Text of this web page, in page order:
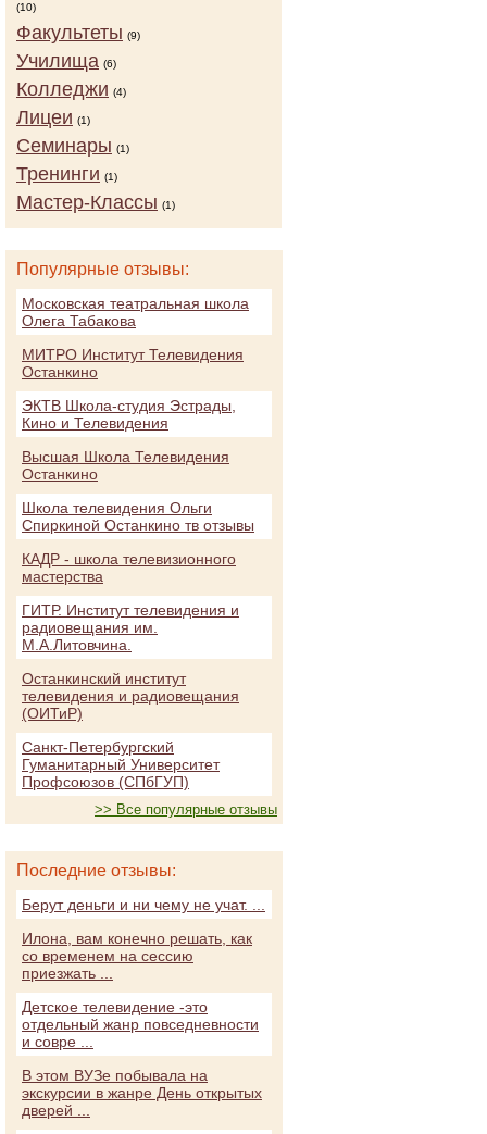
(10)
Факультеты (9)
Училища (6)
Колледжи (4)
Лицеи (1)
Семинары (1)
Тренинги (1)
Мастер-Классы (1)
Популярные отзывы:
Московская театральная школа
Олега Табакова
МИТРО Институт Телевидения
Останкино
ЭКТВ Школа-студия Эстрады,
Кино и Телевидения
Высшая Школа Телевидения
Останкино
Школа телевидения Ольги
Спиркиной Останкино тв отзывы
КАДР - школа телевизионного
мастерства
ГИТР. Институт телевидения и
радиовещания им.
М.А.Литовчина.
Останкинский институт
телевидения и радиовещания
(ОИТиР)
Санкт-Петербургский
Гуманитарный Университет
Профсоюзов (СПбГУП)
>> Все популярные отзывы
Последние отзывы:
Берут деньги и ни чему не учат. ...
Илона, вам конечно решать, как
со временем на сессию
приезжать ...
Детское телевидение -это
отдельный жанр повседневности
и совре ...
В этом ВУЗе побывала на
экскурсии в жанре День открытых
дверей ...